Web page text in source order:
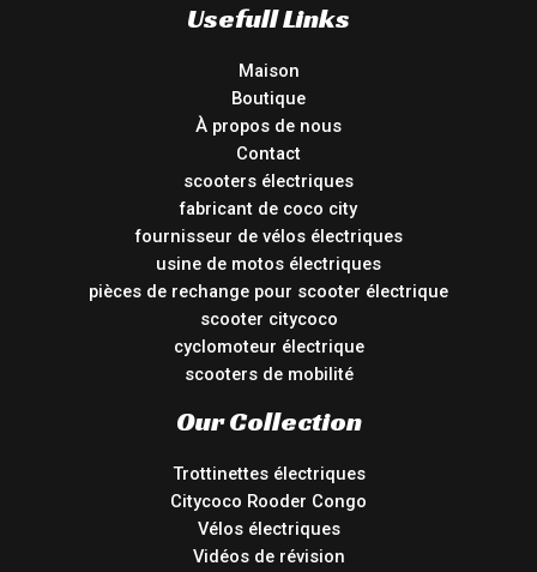
Usefull Links
Maison
Boutique
À propos de nous
Contact
scooters électriques
fabricant de coco city
fournisseur de vélos électriques
usine de motos électriques
pièces de rechange pour scooter électrique
scooter citycoco
cyclomoteur électrique
scooters de mobilité
Our Collection
Trottinettes électriques
Citycoco Rooder Congo
Vélos électriques
Vidéos de révision